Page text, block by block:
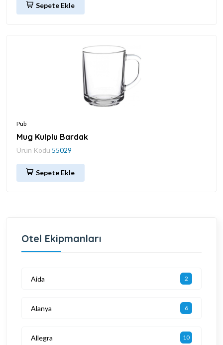
Sepete Ekle
Pub
Mug Kulplu Bardak
Ürün Kodu 55029
Sepete Ekle
Otel Ekipmanları
Aida 2
Alanya 6
Allegra 10